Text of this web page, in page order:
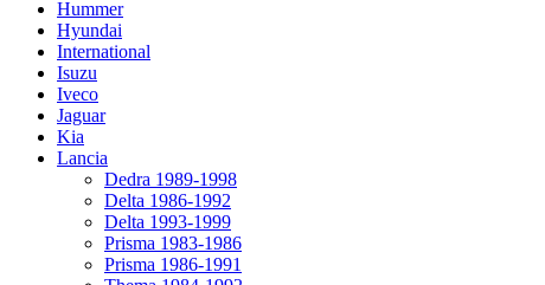
Hummer
Hyundai
International
Isuzu
Iveco
Jaguar
Kia
Lancia
Dedra 1989-1998
Delta 1986-1992
Delta 1993-1999
Prisma 1983-1986
Prisma 1986-1991